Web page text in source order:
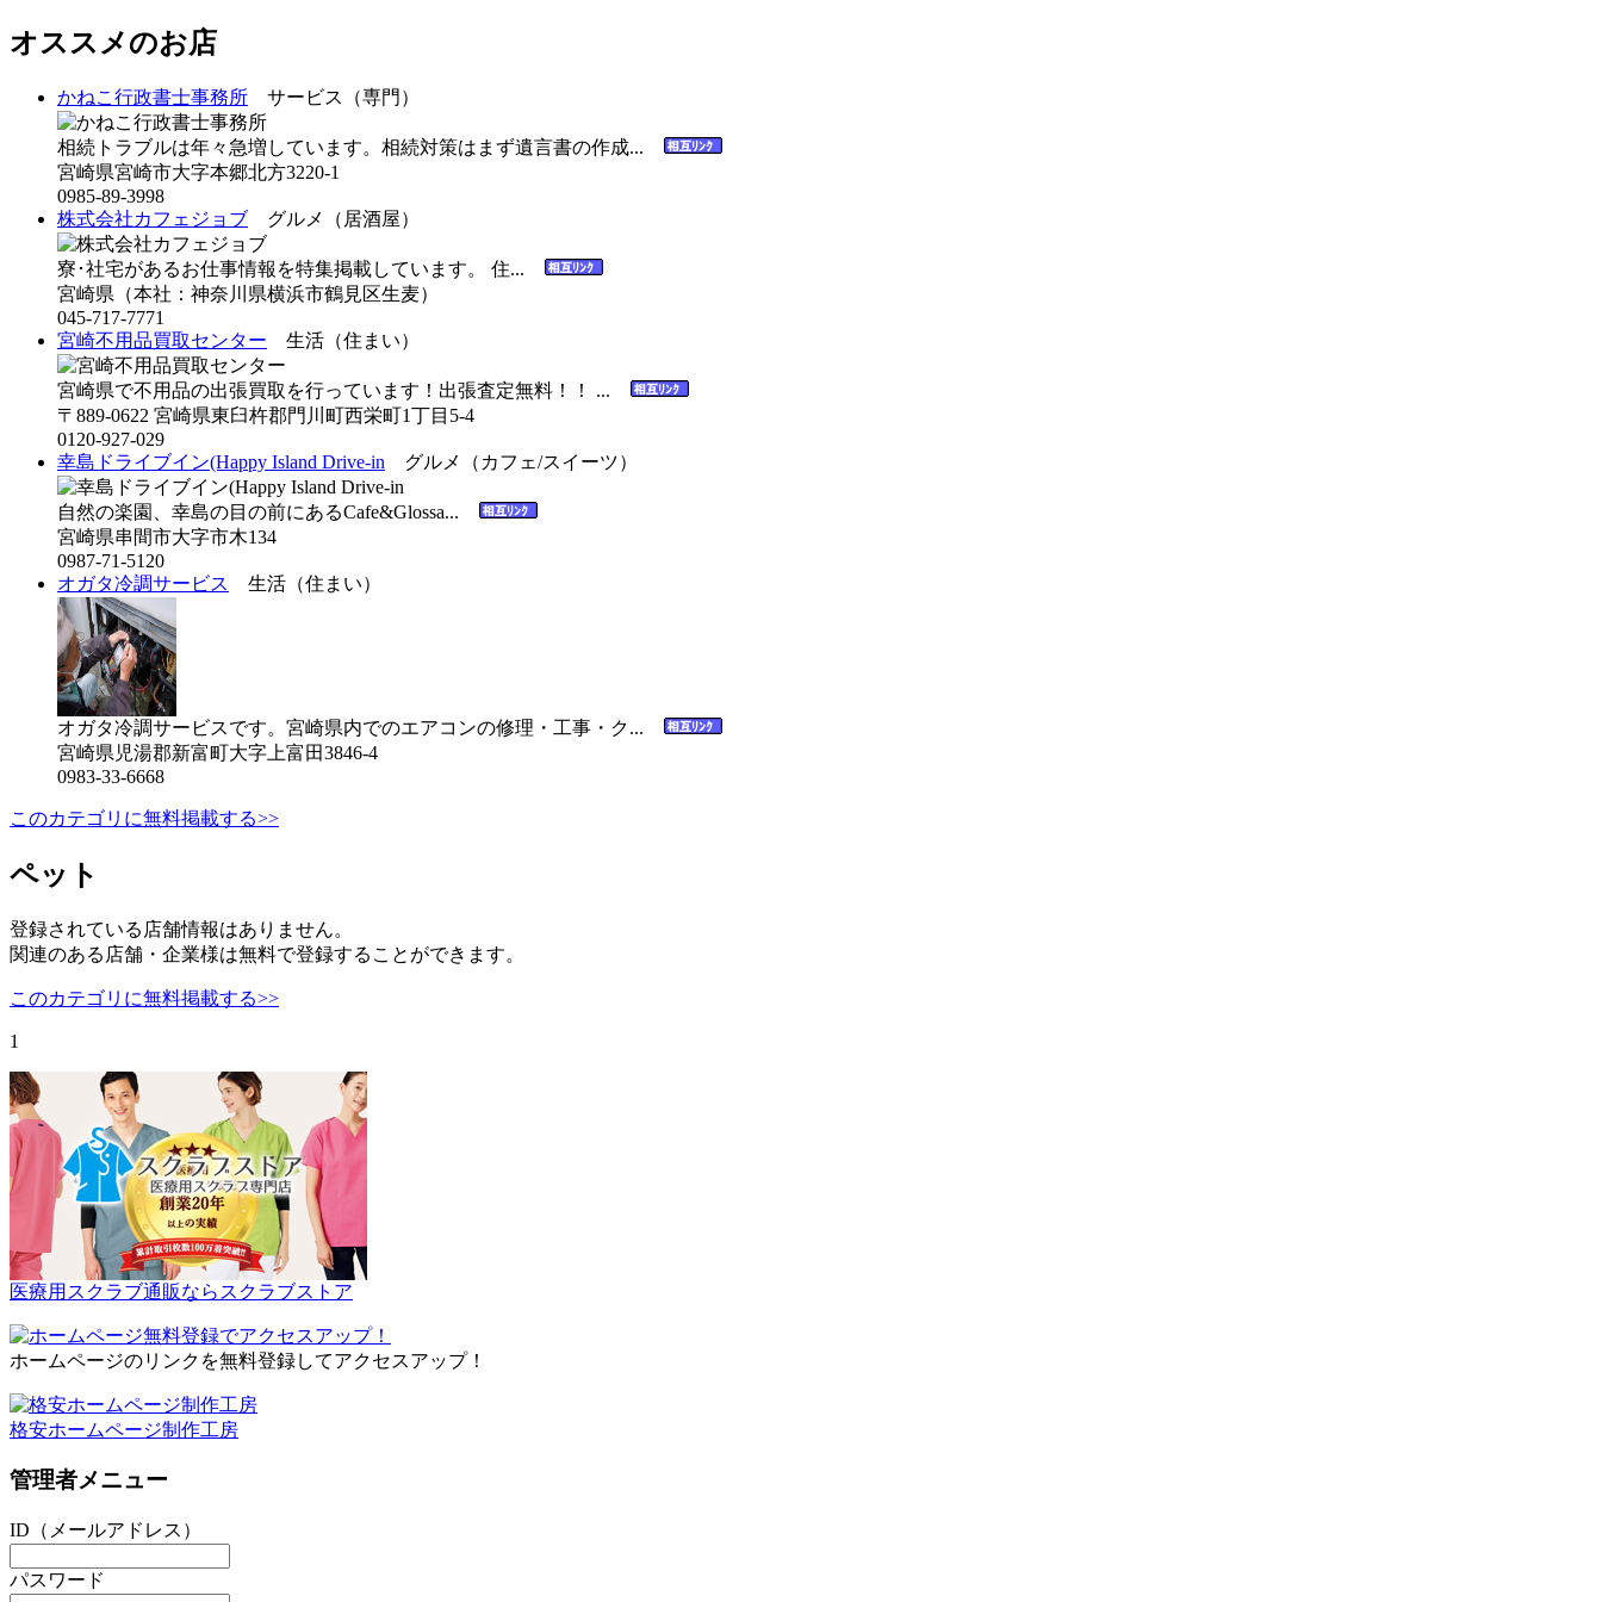
オススメのお店
かねこ行政書士事務所 サービス（専門）
相続トラブルは年々急増しています。相続対策はまず遺言書の作成...
宮崎県宮崎市大字本郷北方3220-1
0985-89-3998
株式会社カフェジョブ グルメ（居酒屋）
寮･社宅があるお仕事情報を特集掲載しています。 住...
宮崎県（本社：神奈川県横浜市鶴見区生麦）
045-717-7771
宮崎不用品買取センター 生活（住まい）
宮崎県で不用品の出張買取を行っています！出張査定無料！！ ...
〒889-0622 宮崎県東臼杵郡門川町西栄町1丁目5-4
0120-927-029
幸島ドライブイン(Happy Island Drive-in グルメ（カフェ/スイーツ）
自然の楽園、幸島の目の前にあるCafe&Glossa...
宮崎県串間市大字市木134
0987-71-5120
オガタ冷調サービス
生活（住まい）
オガタ冷調サービスです。宮崎県内でのエアコンの修理・工事・ク...
宮崎県児湯郡新富町大字上富田3846-4
0983-33-6668
このカテゴリに無料掲載する>>
ペット
登録されている店舗情報はありません。
関連のある店舗・企業様は無料で登録することができます。
このカテゴリに無料掲載する>>
1
医療用スクラブ通販ならスクラブストア
ホームページのリンクを無料登録してアクセスアップ！
格安ホームページ制作工房
管理者メニュー
ID（メールアドレス）
パスワード